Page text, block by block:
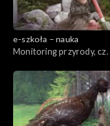
e-szkoła – nauka
Monitoring przyrody, cz.